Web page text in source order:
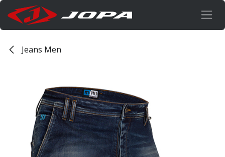
Overslaan naar inhoud
Jeans Men